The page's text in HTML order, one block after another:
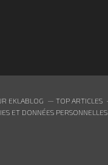
EKLABLOG TOP ARTICLES
ET DONNÉES PERSONNELLES